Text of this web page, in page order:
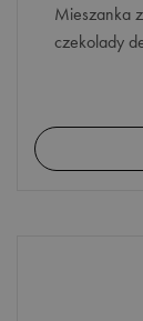
ekspres
Więcej opcji
Mieszanka
czekolady